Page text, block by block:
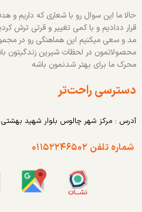
حالا ما این سوال رو با شعاری که داریم و
قرار ددادیم و با کمی تغییر و قرتی ترش
مد و سعی میکنیم این هماهنگی رو در
محصولاتمون در لحظات شیرین زندگیتون
محرک ما برای بهتر شدنمون باشه
دسترسی راحت‌تر
آدرس : مرکز شهر چالوس بلوار شهید بهشتی
شماره تلفن ۰۱۱۵۲۲۴۶۵۰۲